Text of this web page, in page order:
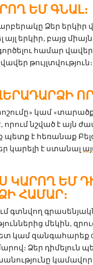
ԵՄ ԳՆԱԼ։
Ձեր երկիր
այլ երկիր, բայց
համար
թույլտվություն։
կամ
որում նշված է այն
պետք է հեռանաք
կարելի է ստանալ
ԿԱՐՈՂ ԵՄ
ՀԱՄԱՐ։
գտնվող
մեկին,
կամ զանգահարեք
Ձեր դիմելուն
կամավոր